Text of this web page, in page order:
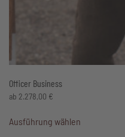
Officer Business
ab 2.278,00 €
Ausführung wählen